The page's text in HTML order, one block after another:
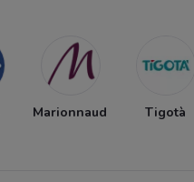
Marionnaud Tigotà